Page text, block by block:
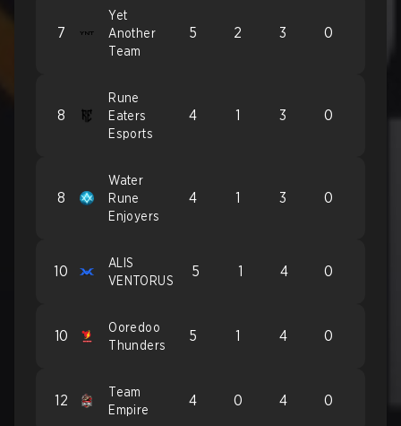
7
Yet
Another
Team
5 2 3 0
8
Rune
Eaters
Esports
4 1 3 0
8
Water
Rune
Enjoyers
4 1 3 0
10
ALIS
VENTORUS
5 1 4 0
10
Ooredoo
Thunders
5 1 4 0
12
Team
Empire
4 0 4 0